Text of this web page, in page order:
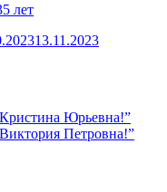
лет
13.11.2023
Юрьевна!”
Петровна!”